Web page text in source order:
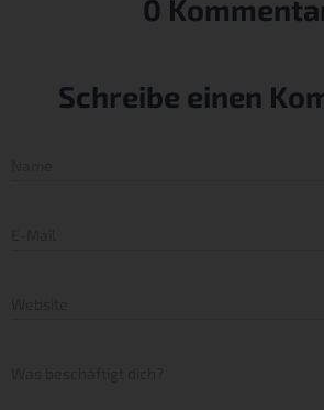
0
Schreibe einen